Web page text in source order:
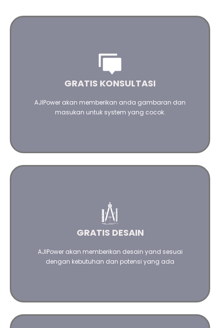
GRATIS KONSULTASI
AJIPower akan memberikan anda gambaran dan
masukan untuk system yang cocok.
Saran dan masukan yang terbaik untuk kebutuhan
Hubungi kami
GRATIS DESAIN
AJIPower akan memberikan desain yand sesuai
dengan kebutuhan dan potensi yang ada
Dengan Software, Teknologi yang terbaru dan canggih
kami akan berikan ilustrasi desain yang terbaik
Hubungi kami